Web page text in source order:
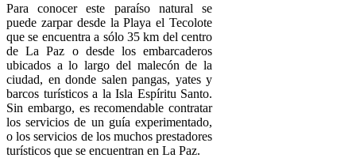
Para conocer este paraíso natural se
puede zarpar desde la Playa el Tecolote
que se encuentra a sólo 35 km del centro
de La Paz o desde los embarcaderos
ubicados a lo largo del malecón de la
ciudad, en donde salen pangas, yates y
barcos turísticos a la Isla Espíritu Santo.
Sin embargo, es recomendable contratar
los servicios de un guía experimentado,
o los servicios de los muchos prestadores
turísticos que se encuentran en La Paz.